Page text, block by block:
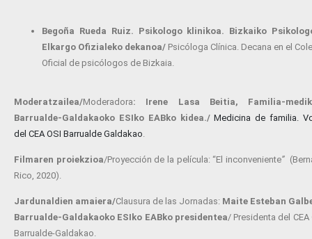
Begoña Rueda Ruiz. Psikologo klinikoa. Bizkaiko
Elkargo Ofizialeko dekanoa/ Psicóloga Clínica. Decana en el
Oficial de psicólogos de Bizkaia.
Moderatzailea/Moderadora:
Irene Lasa Beitia, Familia-
Barrualde-Galdakaoko ESIko EABko kidea./Medicina de familia.
del CEA OSI Barrualde Galdakao
Filmaren proiekzioa/Proyección de la película: “El inconveniente”
Rico, 2020).
Jardunaldien amaiera/Clausura de las Jornadas: Maite Esteban
Barrualde-Galdakaoko ESIko EABko presidentea/ Presidenta del CEA
Barrualde-Galdakao.